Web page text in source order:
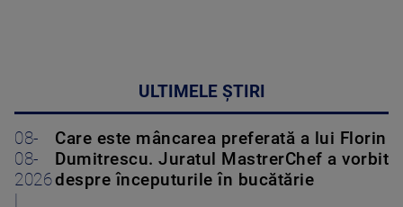
ULTIMELE ȘTIRI
08-
08-
2026
Care este mâncarea preferată a lui Florin
Dumitrescu. Juratul MastrerChef a vorbit
despre începuturile în bucătărie